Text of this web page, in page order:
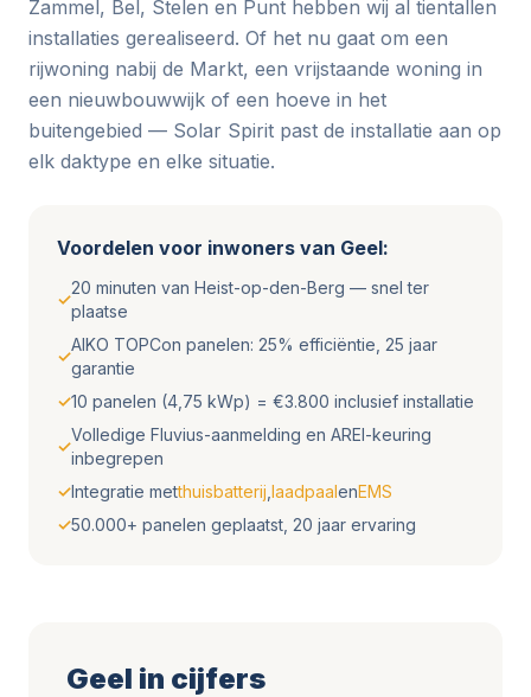
Zammel, Bel, Stelen en Punt hebben wij al tientallen
installaties gerealiseerd. Of het nu gaat om een
rijwoning nabij de Markt, een vrijstaande woning in
een nieuwbouwwijk of een hoeve in het
buitengebied — Solar Spirit past de installatie aan op
elk daktype en elke situatie.
Voordelen voor inwoners van Geel:
✓
20 minuten van Heist-op-den-Berg — snel ter
plaatse
✓
AIKO TOPCon panelen: 25% efficiëntie, 25 jaar
garantie
✓10 panelen (4,75 kWp) = €3.800 inclusief installatie
✓
Volledige Fluvius-aanmelding en AREI-keuring
inbegrepen
✓Integratie metthuisbatterij laadpaalenEMS
✓50.000+ panelen geplaatst, 20 jaar ervaring
Geel in cijfers